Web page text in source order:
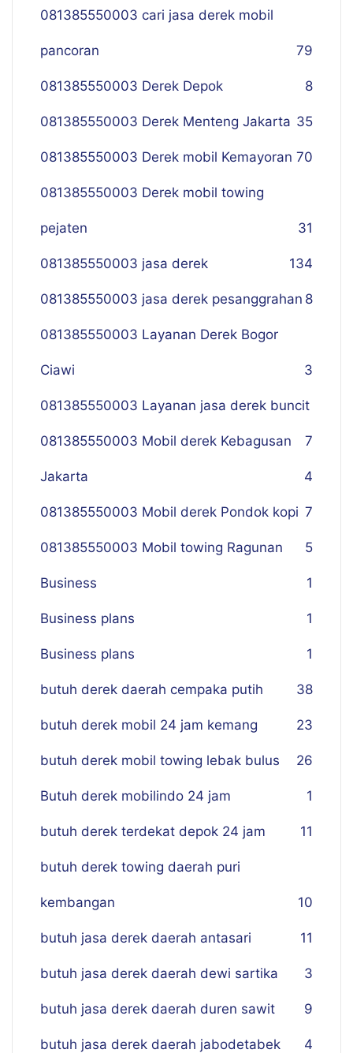
081385550003 cari jasa derek mobil
pancoran 79
081385550003 Derek Depok 8
081385550003 Derek Menteng Jakarta 35
081385550003 Derek mobil Kemayoran 70
081385550003 Derek mobil towing
pejaten 31
081385550003 jasa derek 134
081385550003 jasa derek pesanggrahan 8
081385550003 Layanan Derek Bogor
Ciawi 3
081385550003 Layanan jasa derek buncit
7
081385550003 Mobil derek Kebagusan
Jakarta 4
081385550003 Mobil derek Pondok kopi 7
081385550003 Mobil towing Ragunan 5
Business 1
Business plans 1
Business plans 1
butuh derek daerah cempaka putih 38
butuh derek mobil 24 jam kemang 23
butuh derek mobil towing lebak bulus 26
Butuh derek mobilindo 24 jam 1
butuh derek terdekat depok 24 jam 11
butuh derek towing daerah puri
kembangan 10
butuh jasa derek daerah antasari 11
butuh jasa derek daerah dewi sartika 3
butuh jasa derek daerah duren sawit 9
butuh jasa derek daerah jabodetabek 4